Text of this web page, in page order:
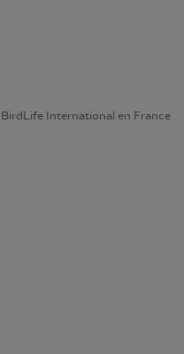
International en France